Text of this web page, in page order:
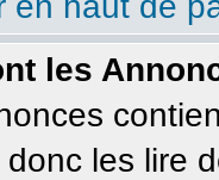
les
donc les lire